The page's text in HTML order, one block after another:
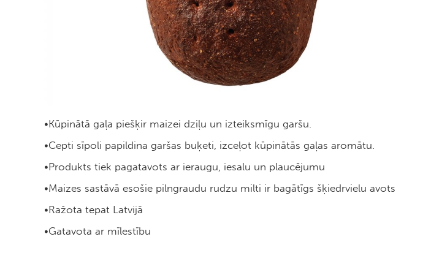
•Kūpinātā gaļa piešķir maizei dziļu un izteiksmīgu garšu.
•Cepti sīpoli papildina garšas buķeti, izceļot kūpinātās gaļas aromātu.
•Produkts tiek pagatavots ar ieraugu, iesalu un plaucējumu
•Maizes sastāvā esošie pilngraudu rudzu milti ir bagātīgs šķiedrvielu avots
•Ražota tepat Latvijā
•Gatavota ar mīlestību